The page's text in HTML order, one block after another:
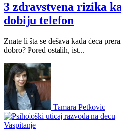
3 zdravstvena rizika
dobiju telefon
Znate li šta se dešava kada deca
dobro? Pored ostalih, ist...
Tamara Petkovic
Vaspitanje